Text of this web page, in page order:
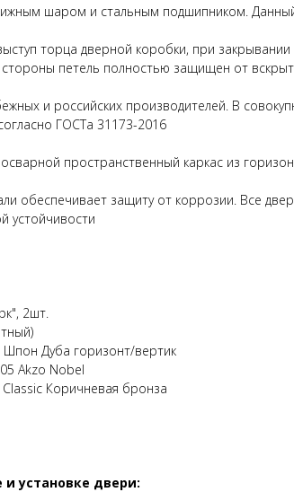
шаром и стальным подшипником.
торца дверной коробки, при
петель полностью защищен от
и российских производителей. В
ГОСТа 31173-2016
пространственный каркас из
обеспечивает защиту от коррозии. Все
устойчивости
2шт.
Дуба горизонт/вертик
Akzo Nobel
Коричневая бронза
установке двери: